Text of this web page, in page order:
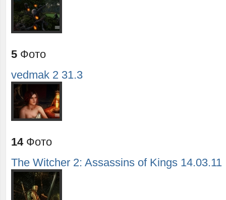
5 Фото
vedmak 2 31.3
14Фото
The Witcher 2: Assassins of Kings 14.03.11